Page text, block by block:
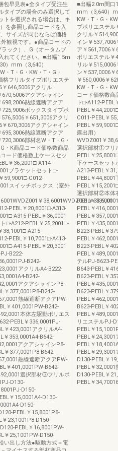
包早見表●全タイプ受注生
タイプの場合のみ選択して
トを選択される場合は、キ
を参照し商品コードを入
サイズが同じならば価格
観視です。●商品コードの
ック）、G（オータムブ
れてください。■出幅1.5m
）mm（3,640）
T・G・KW・T・G・
格フリルタイプポリエステ
￥646,5006アクリル
670,5006アクアシャイン
698,2006熱線遮断アクア
725,9006ボックスタイプポ
￥651,3006アクリ
670,3006アクアシャイン
695,3006熱線遮断アクア
部材名W・T・G・
・K商品コード価格数商品
ード価格数上ケースセッ
￥36,2001□-A114-
ブラケットセット□-
59,9001□-C012-
スイッチボックス（室外
￥38,6001WVDZ001￥38,6001
PEBL￥20,8001□-A313-
A315-PEBL￥36,0001
□-A212-PEBL￥25,2001□-
38,1001□-A215-
PEBL￥10,7001□-A413-
A415-PEBL￥20,3001
B222-
B242-
アクリルA4-B222-
B242-
アクアシャインP8-
￥377,0001P8-B242-
熱線遮断アクアPW-
￥401,0001PW-B242-
本体左駆動ポリエス
PEBL￥336,0001PJ-
￥423,0001アクリルA4-
￥353,0001A4-B642-
アクアシャインP8-
￥377,0001P8-B642-
熱線遮断アクアPW-
￥401,0001PW-B642-
選択部材③フリルポ
D130-
D150-
￥15,0001A4-D130-
D150-
PEBL￥15,8001P8-
￥23,1001P8-D150-
PEBL￥16,8001PW-
￥25,1001PW-D150-
い出し方法●駆動方式＝電
■出幅2.0m間口
mm（3,640）
KW・T・G・
プポリエステル
クリル￥
イン￥537,7006
ア￥561,7006
ポリエステル￥
リル￥
ン￥537,0006
￥560,0006￥
KW・T・G・
コード価格数商
ト□-A112-
PEBL￥
C011-PEBL￥
PEBL￥
露出用）
WVDZ001￥
選択部材①フリ
PEBL￥
下ケースセット
A213-PEBL￥
PEBL￥44,8001
PEBL￥
選択部材②本体
PEBL￥
PEBL￥
PEBL￥
PEBL￥
B223-PEBL￥
PEBL￥
B223-PEBL￥
PEBL￥
テルPJ-B623-
B643-PEBL￥
B623-PEBL￥
PEBL￥
B623-PEBL￥
PEBL￥
B623-PEBL￥
PEBL￥
リエステルPJ-
PEBL￥
PEBL￥24,3001
PEBL￥
PEBL￥29,3001
D130-PEBL￥
PEBL￥32,0001
D130-PEBL￥
PEBL￥